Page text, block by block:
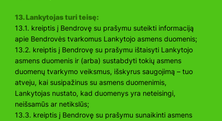
13. Lankytojas turi teisę:
13.1. kreiptis į Bendrovę su prašymu suteikti informaciją
apie Bendrovės tvarkomus Lankytojo asmens duomenis;
13.2. kreiptis į Bendrovę su prašymu ištaisyti Lankytojo
asmens duomenis ir (arba) sustabdyti tokių asmens
duomenų tvarkymo veiksmus, išskyrus saugojimą – tuo
atveju, kai susipažinus su asmens duomenimis,
Lankytojas nustato, kad duomenys yra neteisingi,
neišsamūs ar netikslūs;
13.3. kreiptis į Bendrovę su prašymu sunaikinti asmens